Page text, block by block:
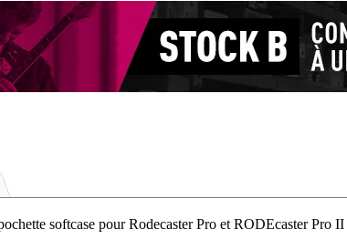
softcase pour Rodecaster Pro et RODEcaster Pro II